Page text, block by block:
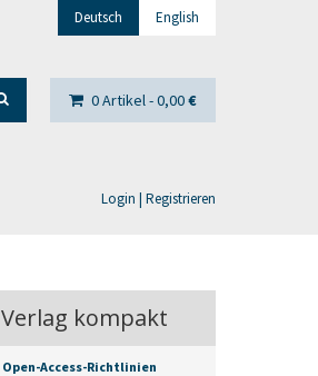
Deutsch English
0 Artikel -0,00€
Login | Registrieren
Verlag kompakt
Open-Access-Richtlinien